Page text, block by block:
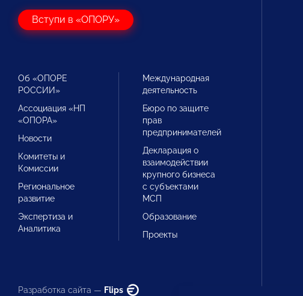
Вступи в «ОПОРУ»
Об «ОПОРЕ
РОССИИ»
Ассоциация «НП
«ОПОРА»
Новости
Комитеты и
Комиссии
Региональное
развитие
Экспертиза и
Аналитика
Международная
деятельность
Бюро по защите
прав
предпринимателей
Декларация о
взаимодействии
крупного бизнеса
с субъектами
МСП
Образование
Проекты
Разработка сайта — Flips